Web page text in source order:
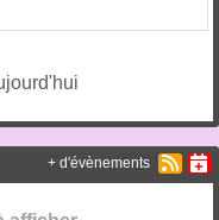
+ d'évènements